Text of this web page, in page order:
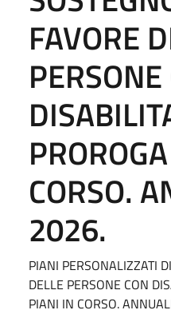
FAVORE
CORSO.
2026.
PIANI PERSONALIZZATI
DELLE PERSONE CON
PIANI IN CORSO.